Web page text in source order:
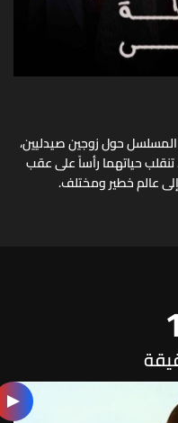
حول زوجين صيدليين،
حياتهما رأساً على عقب
عالم خطير ومختلف.